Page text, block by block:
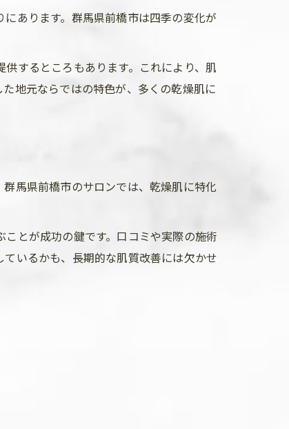
あります。群馬県前橋市は四季の変化が
するところもあります。これにより、肌
地元ならではの特色が、多くの乾燥肌に
馬県前橋市のサロンでは、乾燥肌に特化
とが成功の鍵です。口コミや実際の施術
いるかも、長期的な肌質改善には欠かせ